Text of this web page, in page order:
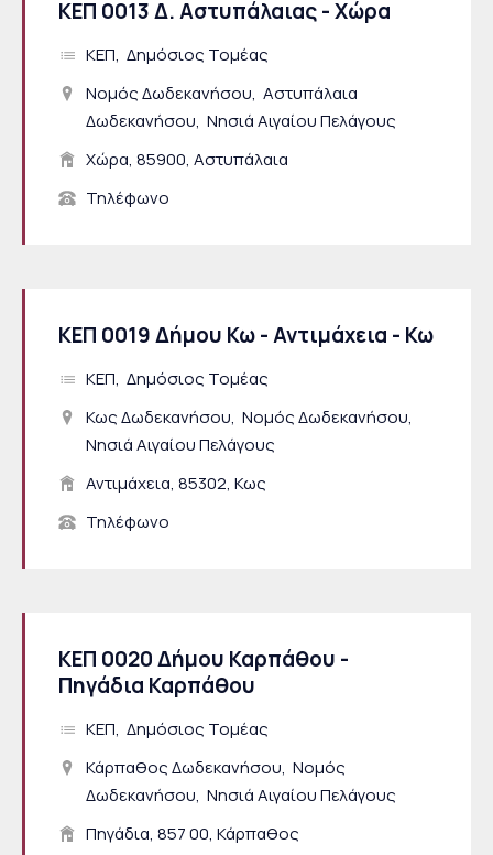
ΚΕΠ 0013 Δ. Αστυπάλαιας - Χώρα
ΚΕΠ Δημόσιος Τομέας
Νομός Δωδεκανήσου Αστυπάλαια
Δωδεκανήσου Νησιά Αιγαίου Πελάγους
Χώρα, 85900, Αστυπάλαια
Τηλέφωνο
ΚΕΠ 0019 Δήμου Κω - Αντιμάχεια - Κω
ΚΕΠ Δημόσιος Τομέας
Κως Δωδεκανήσου Νομός Δωδεκανήσου
Νησιά Αιγαίου Πελάγους
Αντιμάχεια, 85302, Κως
Τηλέφωνο
ΚΕΠ 0020 Δήμου Καρπάθου -
Πηγάδια Καρπάθου
ΚΕΠ Δημόσιος Τομέας
Κάρπαθος Δωδεκανήσου Νομός
Δωδεκανήσου Νησιά Αιγαίου Πελάγους
Πηγάδια, 857 00, Κάρπαθος